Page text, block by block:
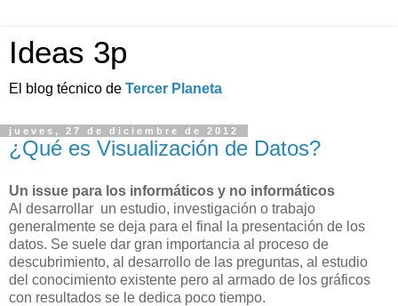
Ideas 3p
El blog técnico de Tercer Planeta
jueves, 27 de diciembre de 2012
¿Qué es Visualización de Datos?
Un issue para los informáticos y no informáticos
Al desarrollar un estudio, investigación o trabajo
generalmente se deja para el final la presentación de los
datos. Se suele dar gran importancia al proceso de
descubrimiento, al desarrollo de las preguntas, al estudio
del conocimiento existente pero al armado de los gráficos
con resultados se le dedica poco tiempo.